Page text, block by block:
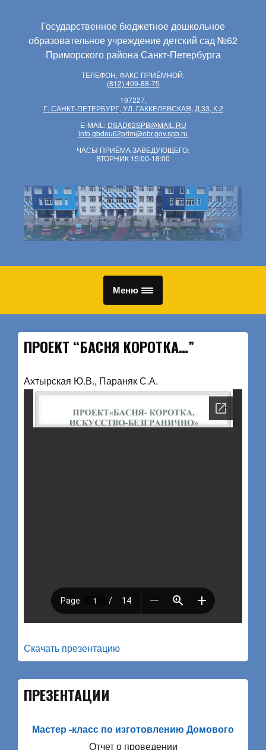
Государственное бюджетное дошкольное
образовательное учреждение детский сад №62
Приморского района Санкт-Петербурга
ТЕЛЕФОН, ФАКС ПРИЁМНОЙ:
(812) 409-88-75
197227,
Г. САНКТ-ПЕТЕРБУРГ, УЛ. ГАККЕЛЕВСКАЯ, Д.33, К.2
E-MAIL: DSAD62SPB@MAIL.RU
info.gbdou62prim@obr.gov.spb.ru
ЧАСЫ ПРИЁМА ЗАВЕДУЮЩЕГО:
ВТОРНИК 15:00-18:00
Меню
ПРОЕКТ “БАСНЯ КОРОТКА…”
Ахтырская Ю.В., Параняк С.А.
Скачать презентацию
ПРЕЗЕНТАЦИИ
Мастер -класс по изготовлению Домового
Отчет о проведении